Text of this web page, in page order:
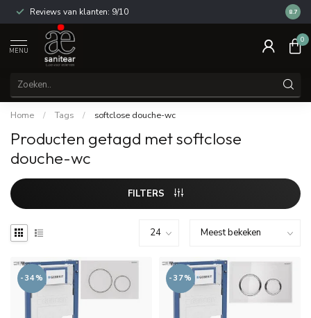
Reviews van klanten: 9/10 14
8.7
MENU
0
Home / Tags / softclose douche-wc
Producten getagd met softclose
douche-wc
FILTERS
-34% -37%